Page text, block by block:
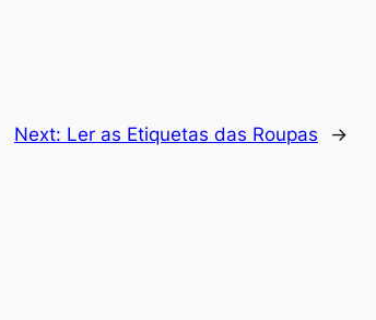
Next: Ler as Etiquetas das Roupas →